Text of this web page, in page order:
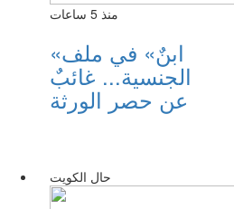
منذ 5 ساعات
«ابنٌ» في ملف
الجنسية... غائبٌ
عن حصر الورثة
حال الكويت